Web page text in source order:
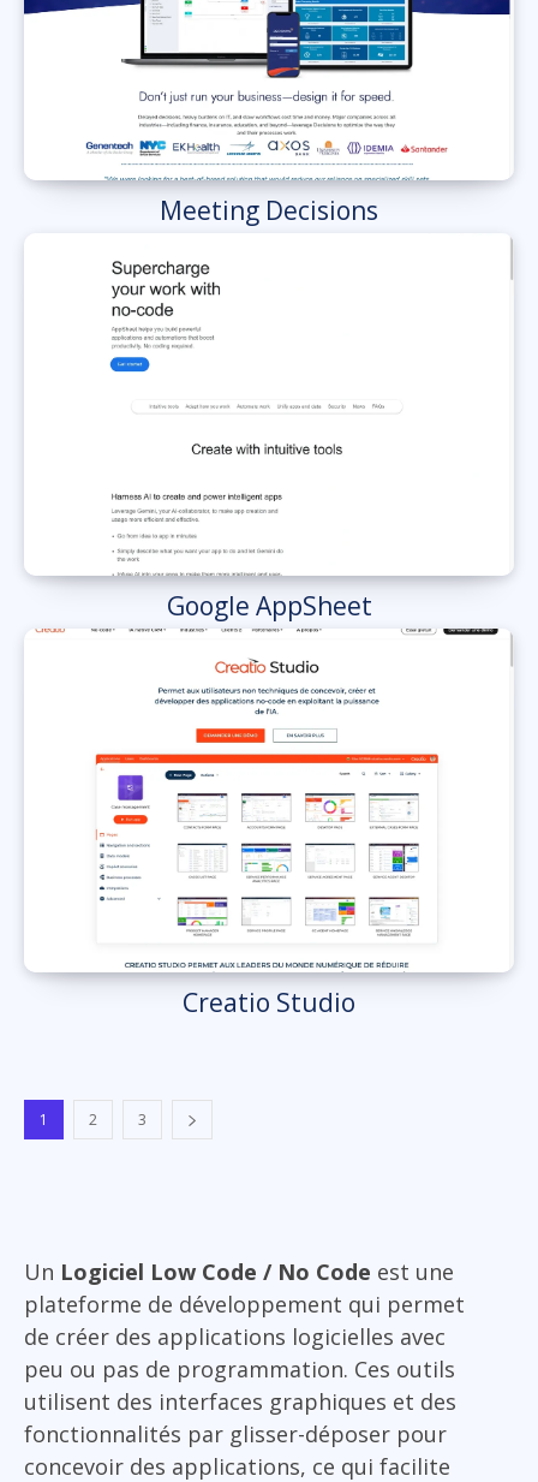
Meeting Decisions
Google AppSheet
Creatio Studio
1 2 3
Un Logiciel Low Code / No Code est une
plateforme de développement qui permet
de créer des applications logicielles avec
peu ou pas de programmation. Ces outils
utilisent des interfaces graphiques et des
fonctionnalités par glisser-déposer pour
concevoir des applications, ce qui facilite